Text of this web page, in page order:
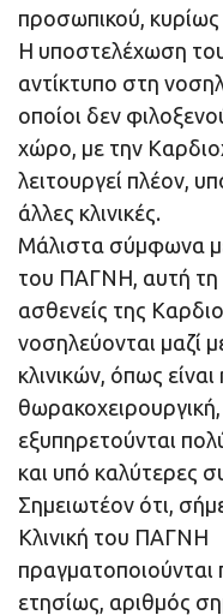
προσωπικού,
Η υποστελέχωση
αντίκτυπο στη
οποίοι δεν
χώρο, με την
λειτουργεί πλέον,
άλλες κλινικές.
Μάλιστα σύμφωνα
του ΠΑΓΝΗ, αυτή τη
ασθενείς της
νοσηλεύονται μαζί
κλινικών, όπως
εξυπηρετούνται
και υπό καλύτερες
Σημειωτέον ότι,
Κλινική του ΠΑΓΝΗ
πραγματοποιούνται
ετησίως, αριθμός